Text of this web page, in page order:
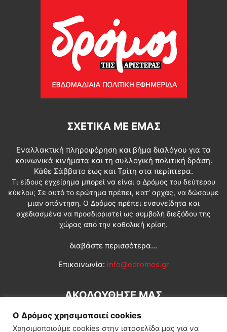
ΣΧΕΤΙΚΆ ΜΕ ΕΜΆΣ
Εναλλακτική πληροφόρηση και βήμα διαλόγου για τα
κοινωνικά κινήματα και τη συλλογική πολιτική δράση.
Κάθε Σάββατο έως και Τρίτη στα περίπτερα.
Τι είδους εγχείρημα μπορεί να είναι ο Δρόμος του δεύτερου
κύκλου; Σε αυτό το ερώτημα πρέπει, κατ’ αρχάς, να δώσουμε
μιαν απάντηση. Ο Δρόμος πρέπει ενσυνείδητα και
σχεδιασμένα να προσδιοριστεί ως συμβολή διεξόδου της
χώρας από την καθολική κρίση.
διαβάστε περισσότερα...
Επικοινωνία: info@edromos.gr
ΑΚΟΛΟΥΘΗΣΕ ΜΑΣ
Ο Δρόμος χρησιμοποιεί cookies
Χρησιμοποιούμε cookies στην ιστοσελίδα μας για να